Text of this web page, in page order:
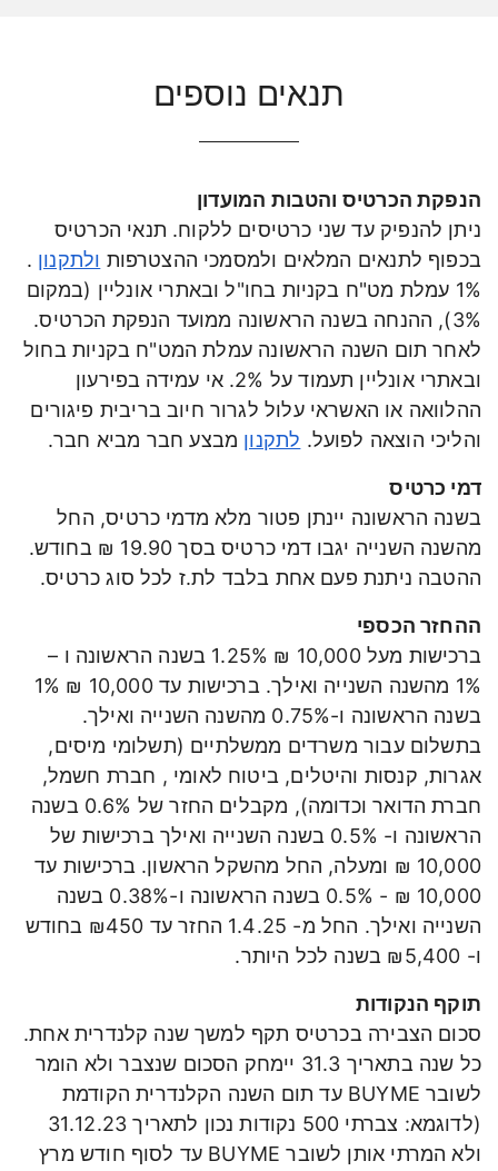
תנאים נוספים
הנפקת הכרטיס והטבות המועדון
ניתן להנפיק עד שני כרטיסים ללקוח. תנאי הכרטיס
בכפוף לתנאים המלאים ולמסמכי ההצטרפות ולתקנון .
1% עמלת מט"ח בקניות בחו"ל ובאתרי אונליין (במקום
3%), ההנחה בשנה הראשונה ממועד הנפקת הכרטיס.
לאחר תום השנה הראשונה עמלת המט"ח בקניות בחול
ובאתרי אונליין תעמוד על 2%. אי עמידה בפירעון
ההלוואה או האשראי עלול לגרור חיוב בריבית פיגורים
והליכי הוצאה לפועל. לתקנון מבצע חבר מביא חבר.
דמי כרטיס
בשנה הראשונה יינתן פטור מלא מדמי כרטיס, החל
מהשנה השנייה יגבו דמי כרטיס בסך 19.90 ₪ בחודש.
ההטבה ניתנת פעם אחת בלבד לת.ז לכל סוג כרטיס.
ההחזר הכספי
ברכישות מעל 10,000 ₪ 1.25% בשנה הראשונה ו –
1% מהשנה השנייה ואילך. ברכישות עד 10,000 ₪ 1%
בשנה הראשונה ו-0.75% מהשנה השנייה ואילך.
בתשלום עבור משרדים ממשלתיים (תשלומי מיסים,
אגרות, קנסות והיטלים, ביטוח לאומי , חברת חשמל,
חברת הדואר וכדומה), מקבלים החזר של 0.6% בשנה
הראשונה ו- 0.5% בשנה השנייה ואילך ברכישות של
10,000 ₪ ומעלה, החל מהשקל הראשון. ברכישות עד
10,000 ₪ - 0.5% בשנה הראשונה ו-0.38% בשנה
השנייה ואילך. החל מ- 1.4.25 החזר עד ₪450 בחודש
ו- ₪5,400 בשנה לכל היותר.
תוקף הנקודות
סכום הצבירה בכרטיס תקף למשך שנה קלנדרית אחת.
כל שנה בתאריך 31.3 יימחק הסכום שנצבר ולא הומר
לשובר BUYME עד תום השנה הקלנדרית הקודמת
(לדוגמא: צברתי 500 נקודות נכון לתאריך 31.12.23
ולא המרתי אותן לשובר BUYME עד לסוף חודש מרץ